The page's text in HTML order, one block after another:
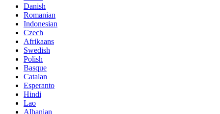
Danish
Romanian
Indonesian
Czech
Afrikaans
Swedish
Polish
Basque
Catalan
Esperanto
Hindi
Lao
Albanian